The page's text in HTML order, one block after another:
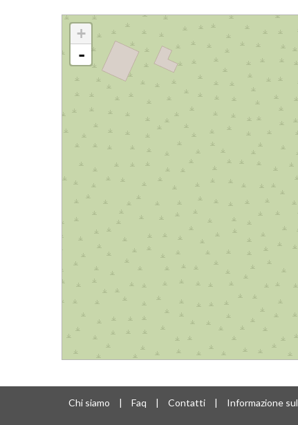
+
-
Chi siamo | Faq | Contatti | Informazione